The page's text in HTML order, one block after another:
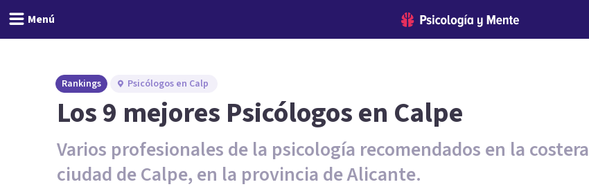
Menú
Rankings Psicólogos en Calp
Los 9 mejores Psicólogos en Calpe
Varios profesionales de la psicología recomendados en la costera
ciudad de Calpe, en la provincia de Alicante.